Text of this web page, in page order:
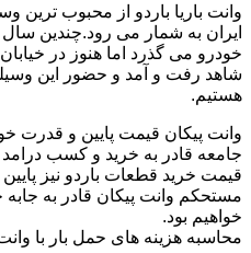
وانت باریا باردو از محبوب ترین
ایران به شمار می رود.چندین سال
خودرو می گذرد اما هنوز در
شاهد رفت و آمد و حضور این
هستیم.
وانت پیکان قیمت پایین و قدرت
جامعه قادر به خرید و کسب درامد
قیمت خرید قطعات باردو نیز
مستحکم وانت پیکان قادر به جابه
خواهیم بود.
محاسبه هزینه های حمل بار با